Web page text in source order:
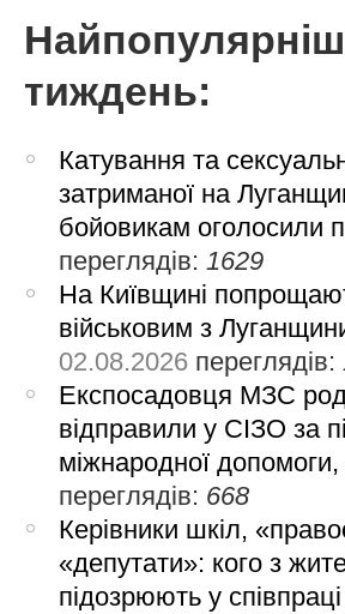
тиждень:
Катування та
затриманої на
бойовикам оголосили
переглядів:1629
На Київщині
військовим з
02.08.2026 переглядів:
Експосадовця МЗС
відправили у СІЗО за
міжнародної
переглядів: 668
Керівники шкіл,
«депутати»: кого з
підозрюють у